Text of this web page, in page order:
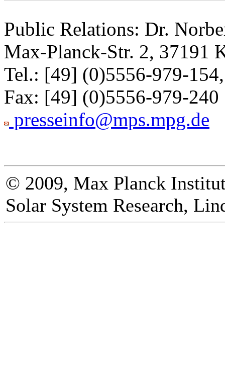
Public Relations: Dr.
Max-Planck-Str. 2, 37191
Tel.: [49] (0)5556-979-
Fax: [49] (0)5556-979-240
presseinfo@mps.mpg.de
© 2009, Max Planck
Solar System Research,